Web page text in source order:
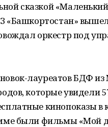
сказкой
«Башкортостан»
оркестр под
лауреатов БДФ из
которые увидели
кинопоказы в
были фильмы «Мой